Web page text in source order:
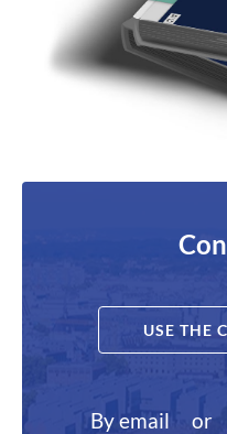
USE THE
By email or